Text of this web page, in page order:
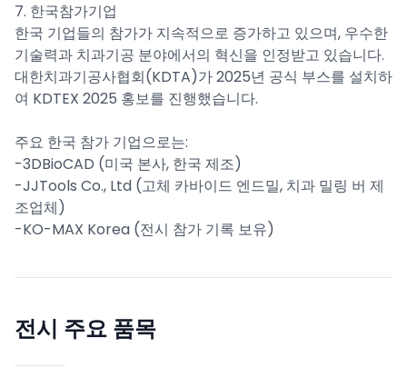
7. 한국참가기업
한국 기업들의 참가가 지속적으로 증가하고 있으며, 우수한
기술력과 치과기공 분야에서의 혁신을 인정받고 있습니다.
대한치과기공사협회(KDTA)가 2025년 공식 부스를 설치하
여 KDTEX 2025 홍보를 진행했습니다.
주요 한국 참가 기업으로는:
-3DBioCAD (미국 본사, 한국 제조)
-JJTools Co., Ltd (고체 카바이드 엔드밀, 치과 밀링 버 제
조업체)
-KO-MAX Korea (전시 참가 기록 보유)
전시 주요 품목